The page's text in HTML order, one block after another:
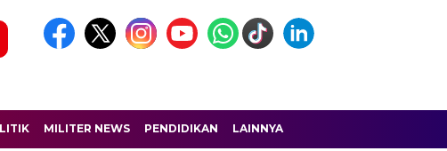
MILITER NEWS PENDIDIKAN LAINNYA